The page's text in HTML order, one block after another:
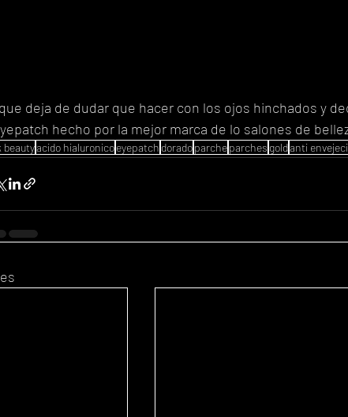
deja de dudar que hacer con los ojos hinchados y
hecho por la mejor marca de lo salones de
beautyacido hialuronicoeyepatch doradoparcheparches goldanti